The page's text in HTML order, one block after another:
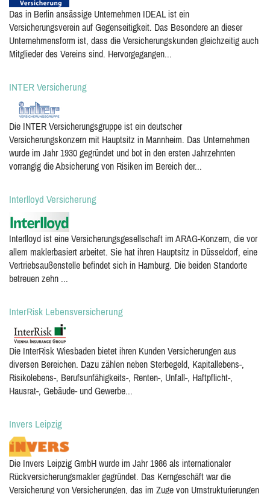
Das in Berlin ansässige Unternehmen IDEAL ist ein
Versicherungsverein auf Gegenseitigkeit. Das Besondere an dieser
Unternehmensform ist, dass die Versicherungskunden gleichzeitig auch
Mitglieder des Vereins sind. Hervorgegangen...
INTER Versicherung
Die INTER Versicherungsgruppe ist ein deutscher
Versicherungskonzern mit Hauptsitz in Mannheim. Das Unternehmen
wurde im Jahr 1930 gegründet und bot in den ersten Jahrzehnten
vorrangig die Absicherung von Risiken im Bereich der...
Interlloyd Versicherung
Interlloyd ist eine Versicherungsgesellschaft im ARAG-Konzern, die vor
allem maklerbasiert arbeitet. Sie hat ihren Hauptsitz in Düsseldorf, eine
Vertriebsaußenstelle befindet sich in Hamburg. Die beiden Standorte
betreuen zehn ...
InterRisk Lebensversicherung
Die InterRisk Wiesbaden bietet ihren Kunden Versicherungen aus
diversen Bereichen. Dazu zählen neben Sterbegeld, Kapitallebens-,
Risikolebens-, Berufsunfähigkeits-, Renten-, Unfall-, Haftpflicht-,
Hausrat-, Gebäude- und Gewerbe...
Invers Leipzig
Die Invers Leipzig GmbH wurde im Jahr 1986 als internationaler
Rückversicherungsmakler gegründet. Das Kerngeschäft war die
Versicherung von Versicherungen, das im Zuge von Umstrukturierungen